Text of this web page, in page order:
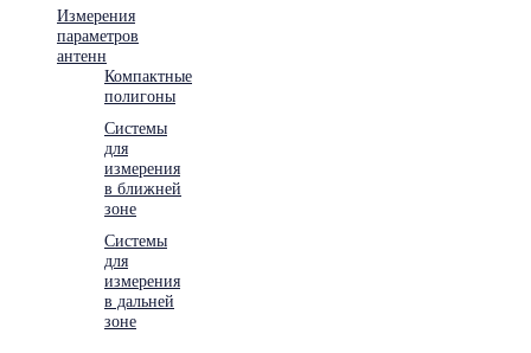
Измерения
параметров
антенн
Компактные
полигоны
Системы
для
измерения
в ближней
зоне
Системы
для
измерения
в дальней
зоне